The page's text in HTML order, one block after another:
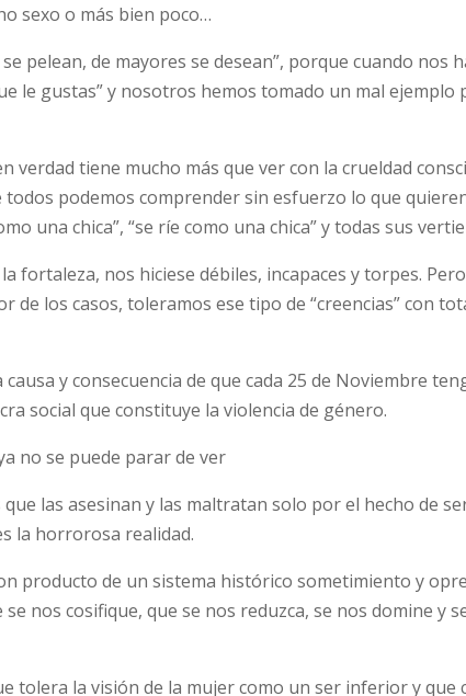
sexo o más bien poco…
pelean, de mayores se desean”, porque cuando nos
le gustas” y nosotros hemos tomado un mal ejemplo
verdad tiene mucho más que ver con la crueldad
todos podemos comprender sin esfuerzo lo que
una chica”, “se ríe como una chica” y todas sus
fortaleza, nos hiciese débiles, incapaces y torpes.
de los casos, toleramos ese tipo de “creencias” con
y consecuencia de que cada 25 de Noviembre
social que constituye la violencia de género.
no se puede parar de ver
las asesinan y las maltratan solo por el hecho de
la horrorosa realidad.
producto de un sistema histórico sometimiento y
nos cosifique, que se nos reduzca, se nos domine y
tolera la visión de la mujer como un ser inferior y que